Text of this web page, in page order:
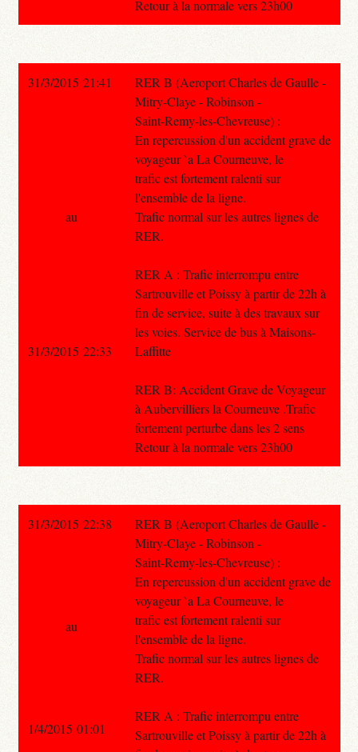
Retour à la normale vers 23h00
31/3/2015 21:41
RER B (Aeroport Charles de Gaulle -
Mitry-Claye - Robinson -
Saint-Remy-les-Chevreuse) :
En repercussion d'un accident grave de
voyageur `a La Courneuve, le
trafic est fortement ralenti sur
l'ensemble de la ligne.
Trafic normal sur les autres lignes de
RER.
RER A : Trafic interrompu entre
Sartrouville et Poissy à partir de 22h à
fin de service, suite à des travaux sur
les voies. Service de bus à Maisons-
Laffitte
RER B: Accident Grave de Voyageur
à Aubervilliers la Courneuve .Trafic
fortement perturbe dans les 2 sens
Retour à la normale vers 23h00
au
31/3/2015 22:33
31/3/2015 22:38
RER B (Aeroport Charles de Gaulle -
Mitry-Claye - Robinson -
Saint-Remy-les-Chevreuse) :
En repercussion d'un accident grave de
voyageur `a La Courneuve, le
trafic est fortement ralenti sur
l'ensemble de la ligne.
Trafic normal sur les autres lignes de
RER.
RER A : Trafic interrompu entre
Sartrouville et Poissy à partir de 22h à
au
1/4/2015 01:01